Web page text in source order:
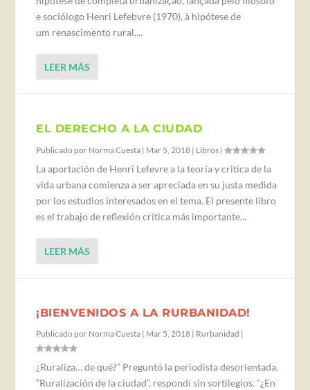
e sociólogo Henri Lefebvre (1970), à hipótese de
um renascimento rural,...
LEER MÁS
EL DERECHO A LA CIUDAD
Publicado por Norma Cuesta | Mar 5, 2018 | Libros |
La aportación de Henri Lefevre a la teoría y critica de la
vida urbana comienza a ser apreciada en su justa medida
por los estudios interesados en el tema. El presente libro
es el trabajo de reflexión crítica más importante...
LEER MÁS
¡BIENVENIDOS A LA RURBANIDAD!
Publicado por Norma Cuesta | Mar 5, 2018 | Rurbanidad |
¿Ruraliza… de qué?” Preguntó la periodista desorientada.
“Ruralización de la ciudad”, respondí sin sortilegios. “¿En